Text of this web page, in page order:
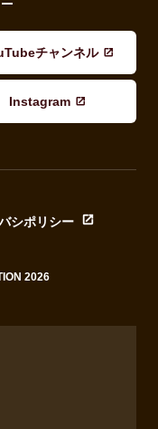
チャンネル
Instagram
シポリシー
2026